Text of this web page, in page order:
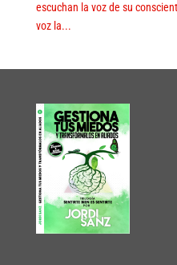
escuchan la voz de su
voz la...